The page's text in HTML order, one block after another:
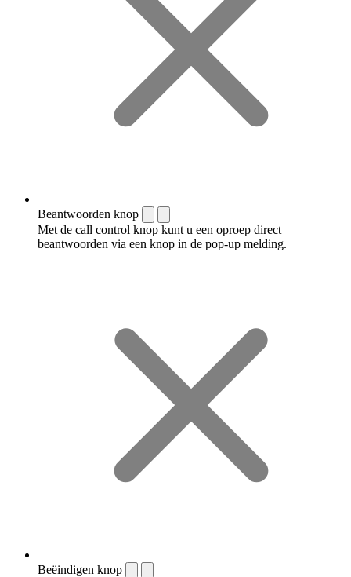
Beantwoorden knop
Met de call control knop kunt u een oproep direct
beantwoorden via een knop in de pop-up melding.
Beëindigen knop